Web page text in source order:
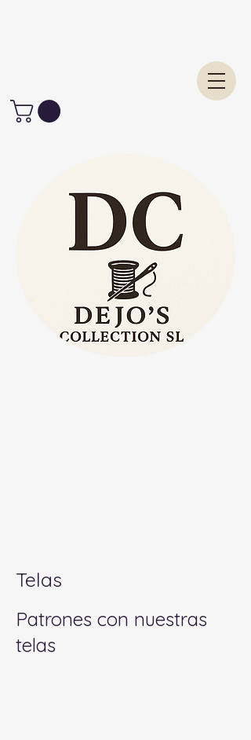
Telas
Patrones con nuestras
telas